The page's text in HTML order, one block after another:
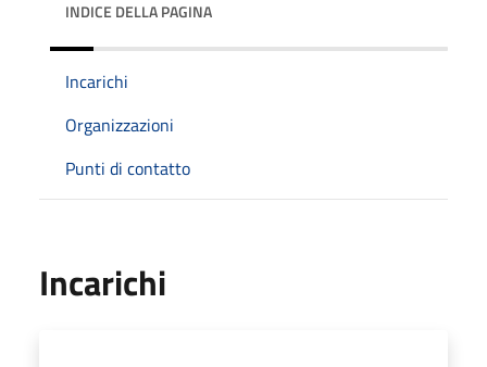
INDICE DELLA PAGINA
Incarichi
Organizzazioni
Punti di contatto
Incarichi